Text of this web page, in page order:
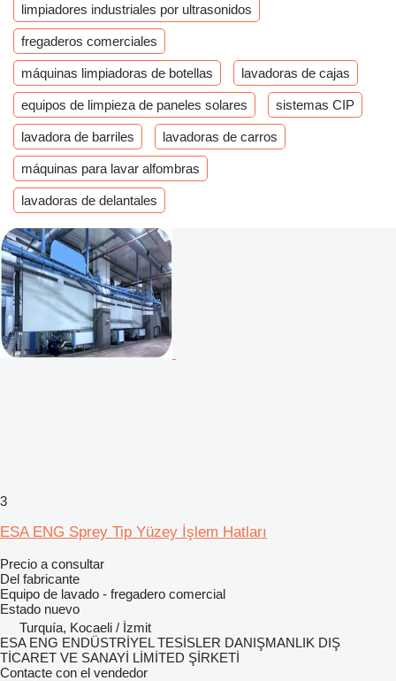
limpiadores industriales por ultrasonidos
fregaderos comerciales
máquinas limpiadoras de botellas lavadoras de cajas
equipos de limpieza de paneles solares sistemas CIP
lavadora de barriles lavadoras de carros
máquinas para lavar alfombras
lavadoras de delantales
3
ESA ENG Sprey Tip Yüzey İşlem Hatları
Precio a consultar
Del fabricante
Equipo de lavado - fregadero comercial
Estado nuevo
Turquía, Kocaeli / İzmit
ESA ENG ENDÜSTRİYEL TESİSLER DANIŞMANLIK DIŞ
TİCARET VE SANAYİ LİMİTED ŞİRKETİ
Contacte con el vendedor